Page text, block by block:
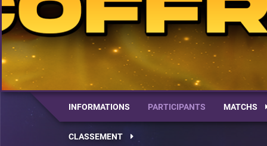
INFORMATIONS PARTICIPANTS MATCHS
CLASSEMENT